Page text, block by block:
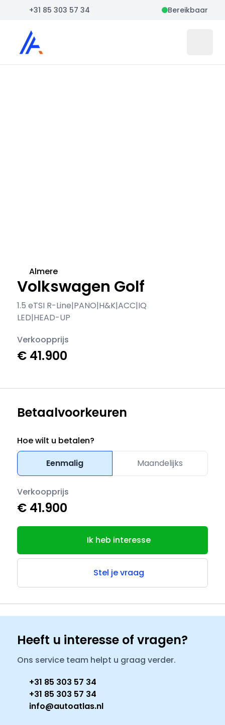
+31 85 303 57 34 Bereikbaar
Auto Atlas
Volkswagen Golf
1.5 eTSI R-Line|PANO|H&K|ACC|IQ
LED|HEAD-UP
Almere
Verkoopprijs
€ 41.900
Betaalvoorkeuren
Hoe wilt u betalen?
Eenmalig
Maandelijks
Verkoopprijs
€ 41.900
Ik heb interesse
Stel je vraag
Heeft u interesse of vragen?
Ons service team helpt u graag verder.
+31 85 303 57 34
+31 85 303 57 34
info@autoatlas.nl